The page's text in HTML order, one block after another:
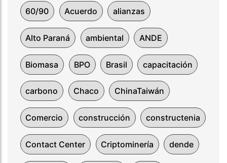
60/90 Acuerdo alianzas
Alto Paraná ambiental ANDE
Biomasa BPO Brasil capacitación
carbono Chaco ChinaTaiwán
Comercio construcción constructenia
Contact Center Criptominería dende